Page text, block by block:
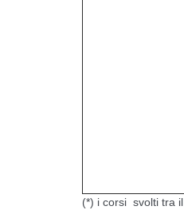
(*) i corsi svolti tra